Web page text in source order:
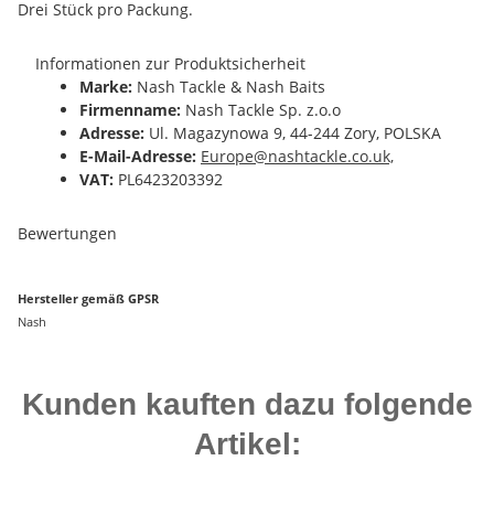
Drei Stück pro Packung.
Informationen zur Produktsicherheit
Marke: Nash Tackle & Nash Baits
Firmenname: Nash Tackle Sp. z.o.o
Adresse: Ul. Magazynowa 9, 44-244 Zory, POLSKA
E-Mail-Adresse: Europe@nashtackle.co.uk,
VAT: PL6423203392
Bewertungen
Hersteller gemäß GPSR
Nash
Kunden kauften dazu folgende
Artikel: